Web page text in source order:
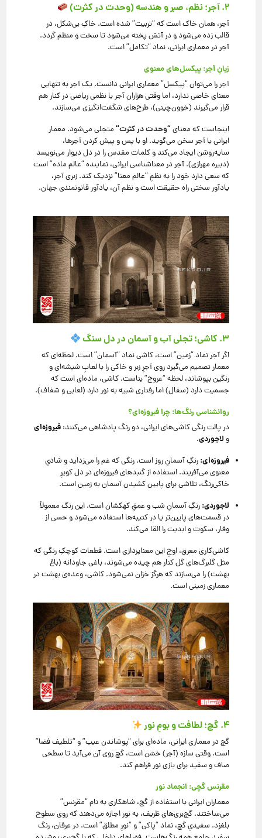
۲. آجر؛ نظم، صبر و هندسه (وحدت در کثرت)
آجر، همان خاک است که “تربیت” شده است. خاکِ بی‌شکل، در
قالب زده می‌شود و در آتش پخته می‌شود تا سخت و منظم گردد.
آجر در معماری ایرانی، نماد “تکامل” است.
زبانِ آجر: پیکسل‌های معنوی
آجررا می‌توان “پیکسل” معماری ایرانی دانست. یک آجر به تنهایی
معنای خاصی ندارد، اما وقتی هزاران آجر با نظمی ریاضی در کنار هم
قرار می‌گیرند (خوون‌چینی)، طرح‌های شگفت‌انگیزی می‌سازند.
اینجاست که معنای “وحدت در کثرت“ متجلی می‌شود. معمار
ایرانی با آجر سخن می‌گوید. او با پس و پیش کردن آجرها،
سایه‌روشن ایجاد می‌کند و کلمات مقدس را در دل دیوار می‌نویسد
(دبیره مهرازی). آجر در معناشناسی ایرانی، نماینده “عالم ماده” است
که سعی دارد خود را به نظمِ “عالم معنا” نزدیک کند. زبری آجر،
یادآور سختی راه حقیقت است و نظم آن، یادآور قانونمندی جهان.
۳. کاشی؛ تجلی آب و آسمان در دل سنگ
اگر آجر نماد “زمین” است، کاشی نماد “آسمان” است. لحظه‌ای که
معمار تصمیم می‌گیرد روی آجرِ زبر و خاکی را با لعابِ شیشه‌ای و
رنگین بپوشاند، لحظه “عروج” بناست. کاشی، ماده‌ای است که
جسمیت دارد (سفال) اما رفتاری شبیه به نور دارد (لعابی و شفاف).
روانشناسی رنگ‌ها: چرا فیروزه‌ای؟
در پالت رنگی کاشی‌های ایرانی، دو رنگ پادشاهی می‌کنند:فیروزه‌ای
و لاجوردی.
فیروزه‌ای: رنگِ آسمانِ روز است. رنگی که غم را می‌زداید و شادیِ
معنوی می‌آفریند. استفاده از گنبدهای فیروزه‌ای در دل کویرِ
خاکی‌رنگ، تلاشی برای پایین کشیدن آسمان به زمین است.
لاجوردی: رنگِ آسمانِ شب و عمقِ کهکشان است. این رنگ معمولاً
در قسمت‌های پایین‌تر یا در کتیبه‌ها استفاده می‌شود و حسی از
وقار، سکوت و ابدیت را القا می‌کند.
کاشی‌کاری معرق، اوجِ این معناپردازی است. قطعات کوچکِ رنگی که
مثل گلبرگ‌های گل کنار هم چیده می‌شوند، باغی جاودانه (باغ
بهشت) را می‌سازند که هرگز خزان نمی‌شود. کاشی، وعده‌ی بهشت در
معماری زمینی است.
۴. گچ؛ لطافت و بومِ نور
گچ در معماری ایرانی، ماده‌ای برای “پوشاندن عیب” و “تلطیف فضا”
است. وقتی سازه (آجر) خشن است، گچ روی آن می‌آید تا سطحی
صاف و سفید برای بازی نور فراهم کند.
مقرنس گچی: انجماد نور
معماران ایرانی با استفاده از گچ، شاهکاری به نام “مقرنس”
می‌ساختند. گچ‌بری‌های ظریف، به نور اجازه می‌دهند که روی سطوح
بلغزد. سفیدیِ گچ، نماد “پاکی” و “نورِ مطلق” است. در عرفان، رنگ